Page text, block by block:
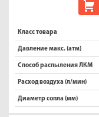
Класс товара
Давление макс. (атм)
Способ распыления ЛКМ
Расход воздуха (л/мин)
Диаметр сопла (мм)